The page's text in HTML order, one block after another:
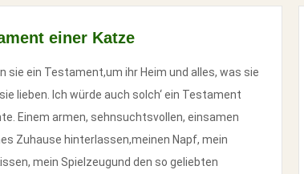
einer Katze
sie ein Testament,um ihr Heim und alles, was sie
lieben. Ich würde auch solch‘ ein Testament
Einem armen, sehnsuchtsvollen, einsamen
Zuhause hinterlassen,meinen Napf, mein
mein Spielzeugund den so geliebten